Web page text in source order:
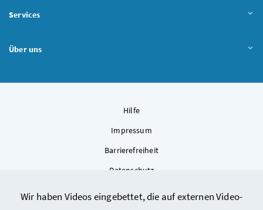
Wir haben Videos eingebettet, die auf externen Video-
Services
Über uns
Hilfe
Impressum
Barrierefreiheit
Datenschutz